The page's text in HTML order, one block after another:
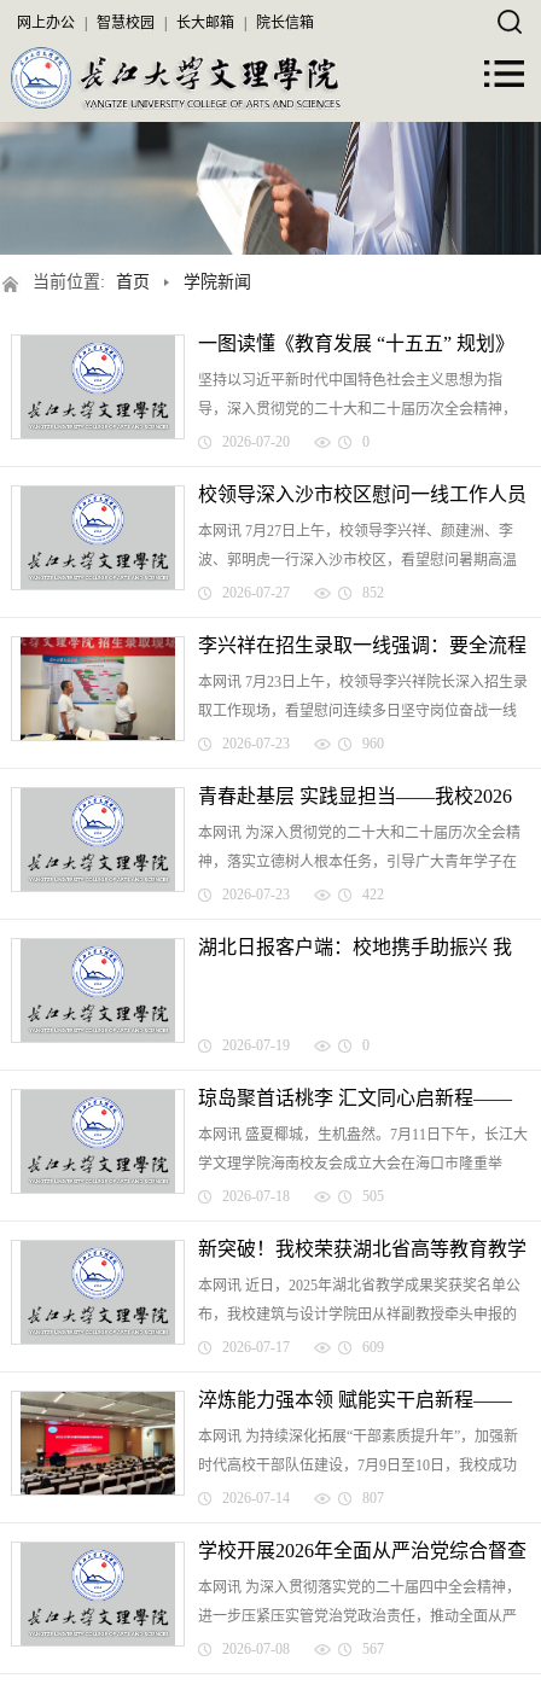
网上办公 智慧校园 长大邮箱 院长信箱
当前位置: 首页 学院新闻
一图读懂《教育发展 “十五五” 规划》
坚持以习近平新时代中国特色社会主义思想为指
导，深入贯彻党的二十大和二十届历次全会精神，
认真落实四中全会部署，全面贯彻习近平总书记关
导，坚持教育优先发展...
2026-07-20 0
校领导深入沙市校区慰问一线工作人员
本网讯 7月27日上午，校领导李兴祥、颜建洲、李
波、郭明虎一行深入沙市校区，看望慰问暑期高温
天气下坚守岗位的后勤与施工一线工作人员，送上
目进展。校领导将消暑...
2026-07-27 852
李兴祥在招生录取一线强调：要全流程
筑牢纪律防线 保质保量完成2026年招
本网讯 7月23日上午，校领导李兴祥院长深入招生录
取工作现场，看望慰问连续多日坚守岗位奋战一线
的全体招生工作人员，全流程督导2026年招生录取
例、档案审阅、退档...
2026-07-23 960
青春赴基层 实践显担当——我校2026
年暑期“三下乡”社会实践暨爱心托管班
本网讯 为深入贯彻党的二十大和二十届历次全会精
神，落实立德树人根本任务，引导广大青年学子在
社会实践中“受教育、长才干、作贡献”，今年7月以
征，分赴荆州...
2026-07-23 422
湖北日报客户端：校地携手助振兴 我
2026-07-19 0
琼岛聚首话桃李 汇文同心启新程——
我校海南校友会正式成立
本网讯 盛夏椰城，生机盎然。7月11日下午，长江大
学文理学院海南校友会成立大会在海口市隆重举
行。校领导李兴祥院长、向宇副院长出席大会，社
表齐聚一堂，共叙同窗...
2026-07-18 505
新突破！我校荣获湖北省高等教育教学
成果奖二等奖
本网讯 近日，2025年湖北省教学成果奖获奖名单公
布，我校建筑与设计学院田从祥副教授牵头申报的
项目《“守文脉·重实践·善协同·能创变”建筑学课赛研
科）教学成果奖二...
2026-07-17 609
淬炼能力强本领 赋能实干启新程——
我校2026年暑期干部培训班圆满结业
本网讯 为持续深化拓展“干部素质提升年”，加强新
时代高校干部队伍建设，7月9日至10日，我校成功
举办2026年暑期干部培训班。校领导、全体中层干
校、立德树人、履职...
2026-07-14 807
学校开展2026年全面从严治党综合督查
工作
本网讯 为深入贯彻落实党的二十届四中全会精神，
进一步压紧压实管党治党政治责任，推动全面从严
治党向纵深发展、向基层延伸，确保党中央决策部
2026-07-08 567